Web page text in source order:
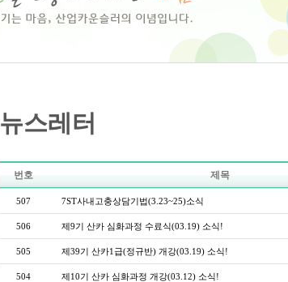
뉴스레터
번호 제목
507 7ST사내고충상담기법(3.23~25)소식
506 제9기 산카 심화과정 수료식(03.19) 소식!
505 제39기 산카1급(정규반) 개강(03.19) 소식!
504 제10기 산카 심화과정 개강(03.12) 소식!